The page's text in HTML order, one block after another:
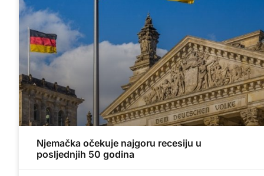
Njemačka očekuje najgoru recesiju u
posljednjih 50 godina